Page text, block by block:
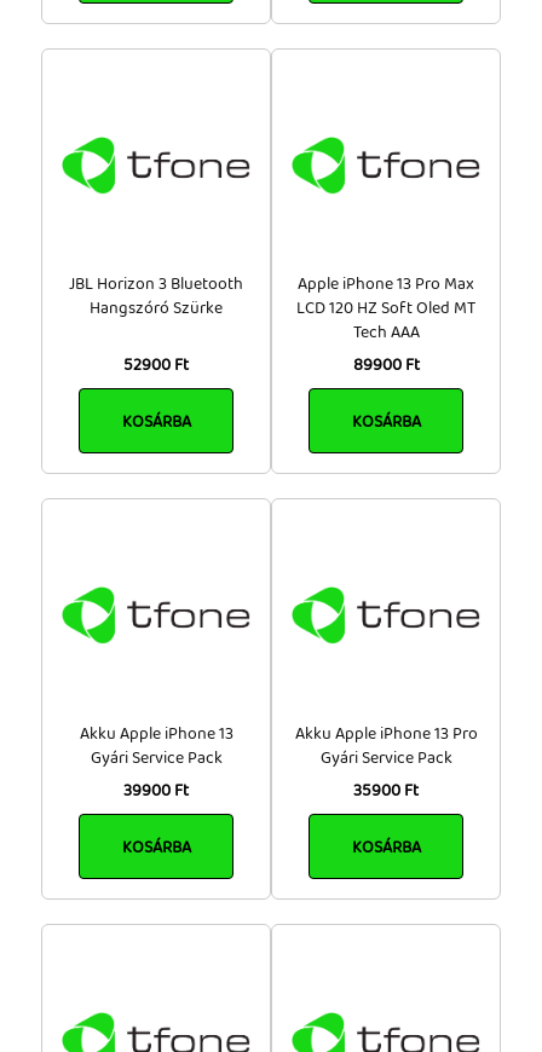
JBL Horizon 3 Bluetooth
Hangszóró Szürke
52900 Ft
KOSÁRBA
Apple iPhone 13 Pro Max
LCD 120 HZ Soft Oled MT
Tech AAA
89900 Ft
KOSÁRBA
Akku Apple iPhone 13
Gyári Service Pack
39900 Ft
KOSÁRBA
Akku Apple iPhone 13 Pro
Gyári Service Pack
35900 Ft
KOSÁRBA